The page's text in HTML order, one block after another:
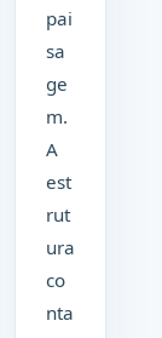
pai
sa
ge
m.
A
est
rut
ura
co
nta